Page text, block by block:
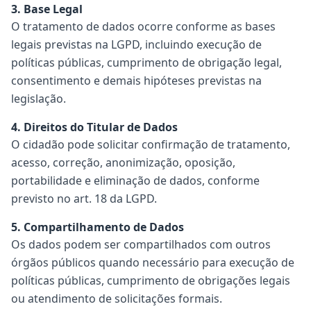
3. Base Legal
O tratamento de dados ocorre conforme as bases
legais previstas na LGPD, incluindo execução de
políticas públicas, cumprimento de obrigação legal,
consentimento e demais hipóteses previstas na
legislação.
4. Direitos do Titular de Dados
O cidadão pode solicitar confirmação de tratamento,
acesso, correção, anonimização, oposição,
portabilidade e eliminação de dados, conforme
previsto no art. 18 da LGPD.
5. Compartilhamento de Dados
Os dados podem ser compartilhados com outros
órgãos públicos quando necessário para execução de
políticas públicas, cumprimento de obrigações legais
ou atendimento de solicitações formais.